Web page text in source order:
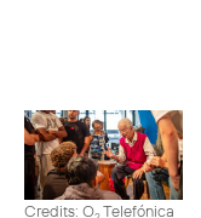
Credits: O Telefónica